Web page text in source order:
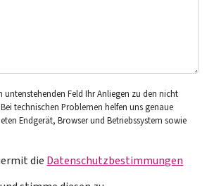
untenstehenden Feld Ihr Anliegen zu den nicht
technischen Problemen helfen uns genaue
und Betriebssystem sowie
die Datenschutzbestimmungen